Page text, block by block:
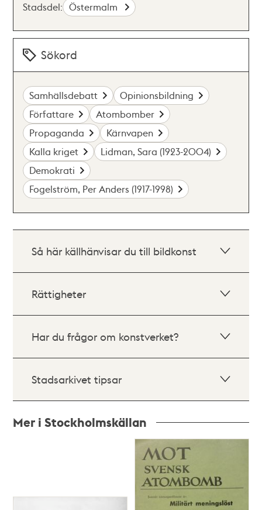
Stadsdel: Östermalm
Sökord
Samhällsdebatt
Opinionsbildning
Författare
Atombomber
Propaganda
Kärnvapen
Kalla kriget
Lidman, Sara (1923-2004)
Demokrati
Fogelström, Per Anders (1917-1998)
Så här källhänvisar du till bildkonst
Rättigheter
Har du frågor om konstverket?
Stadsarkivet tipsar
Mer i Stockholmskällan